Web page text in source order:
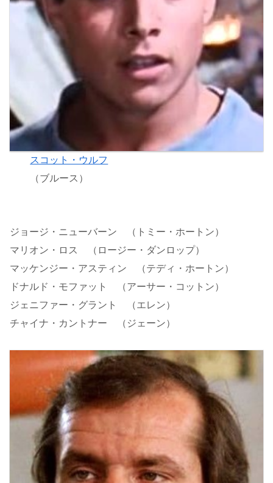
スコット・ウルフ
（ブルース）
ジョージ・ニューバーン （トミー・ホートン）
マリオン・ロス （ロージー・ダンロップ）
マッケンジー・アスティン （テディ・ホートン）
ドナルド・モファット （アーサー・コットン）
ジェニファー・グラント （エレン）
チャイナ・カントナー （ジェーン）